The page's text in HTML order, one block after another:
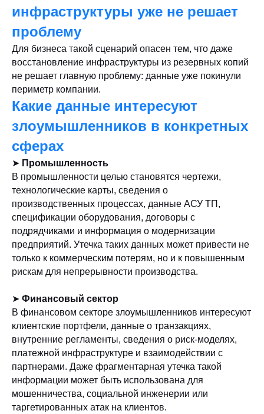
инфраструктуры уже не решает
проблему
Для бизнеса такой сценарий опасен тем, что даже
восстановление инфраструктуры из резервных копий
не решает главную проблему: данные уже покинули
периметр компании.
Какие данные интересуют
злоумышленников в конкретных
сферах
➤ Промышленность
В промышленности целью становятся чертежи,
технологические карты, сведения о
производственных процессах, данные АСУ ТП,
спецификации оборудования, договоры с
подрядчиками и информация о модернизации
предприятий. Утечка таких данных может привести не
только к коммерческим потерям, но и к повышенным
рискам для непрерывности производства.
➤ Финансовый сектор
В финансовом секторе злоумышленников интересуют
клиентские портфели, данные о транзакциях,
внутренние регламенты, сведения о риск-моделях,
платежной инфраструктуре и взаимодействии с
партнерами. Даже фрагментарная утечка такой
информации может быть использована для
мошенничества, социальной инженерии или
таргетированных атак на клиентов.